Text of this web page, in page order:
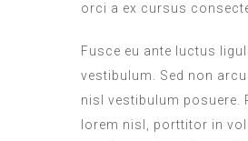
orci a ex cursus
Fusce eu ante luctus
vestibulum. Sed non
nisl vestibulum posuere.
lorem nisl, porttitor in